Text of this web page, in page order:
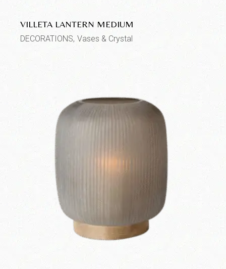
VILLETA LANTERN MEDIUM
DECORATIONS Vases & Crystal